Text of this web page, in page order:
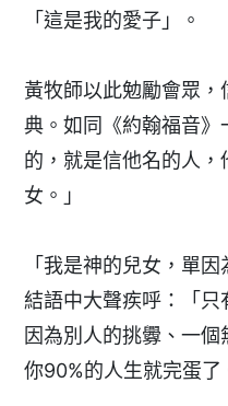
「這是我的愛子」。
黃牧師以此勉勵會眾
典。如同《約翰福音
的，就是信他名的人
女。」
「我是神的兒女，單
結語中大聲疾呼：「
因為別人的挑釁、一
你90%的人生就完蛋了